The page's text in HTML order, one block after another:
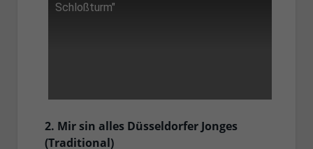
Schloßturm"
2. Mir sin alles Düsseldorfer Jonges
(Traditional)